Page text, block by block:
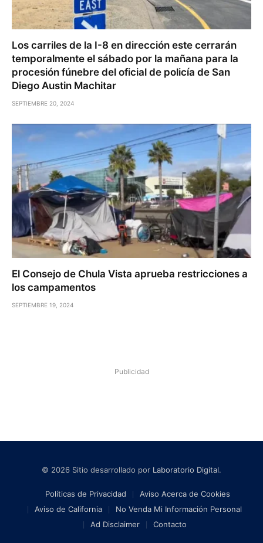
Los carriles de la I-8 en dirección este cerrarán
temporalmente el sábado por la mañana para la
procesión fúnebre del oficial de policía de San
Diego Austin Machitar
SEPTIEMBRE 20, 2024
El Consejo de Chula Vista aprueba restricciones a
los campamentos
SEPTIEMBRE 19, 2024
Publicidad
© 2026 Sitio desarrollado por Laboratorio Digital.
Políticas de Privacidad
Aviso Acerca de Cookies
Aviso de California
No Venda Mi Información Personal
Ad Disclaimer
Contacto